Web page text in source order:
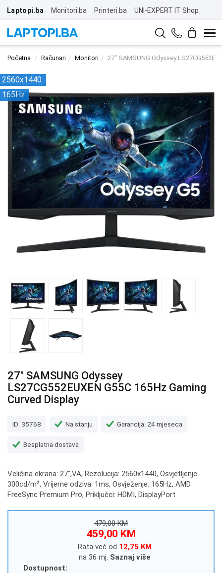
Laptopi.ba Monitori.ba Printeri.ba UNI-EXPERT IT Shop
Početna Računari Monitori 27" SAMSUNG Odyssey
2560x1440
165Hz
27" SAMSUNG Odyssey
LS27CG552EUXEN G55C 165Hz Gaming
Curved Display
ID: 35768 Na stanju Garancija: 24 mjeseca
Besplatna dostava
Veličina ekrana: 27",VA, Rezolucija: 2560x1440, Osvjetljenje:
300cd/m², Vrijeme odziva: 1ms, Osvježenje: 165Hz, AMD
FreeSync Premium Pro, Priključci: HDMI, DisplayPort
479,00 KM
459,00 KM
Rata već od 12,75 KM
na 36 mj. Saznaj više
Dostupnost: